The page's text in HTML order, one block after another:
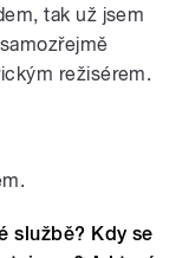
tak už jsem
režisérem.
službě? Kdy se